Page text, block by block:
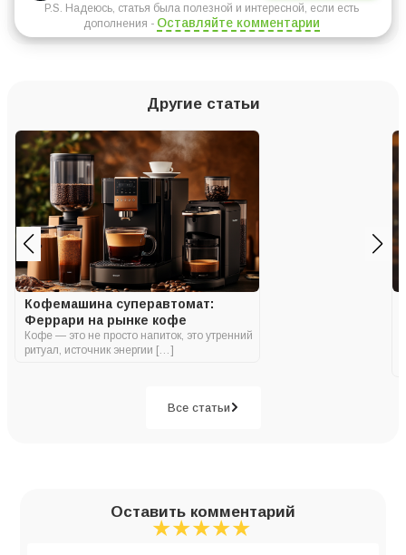
P.S. Надеюсь, статья была полезной и интересной, если есть
дополнения - Оставляйте комментарии
Другие статьи
Кофемашина суперавтомат:
Феррари на рынке кофе
Кофе — это не просто напиток, это утренний
ритуал, источник энергии […]
Все статьи
Оставить комментарий
★
★★
★★★
★★★★
★★★★★